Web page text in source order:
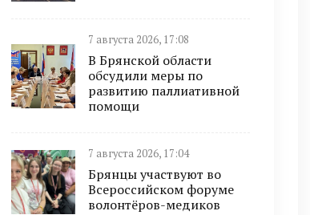
7 августа 2026, 17:08
В Брянской области
обсудили меры по
развитию паллиативной
помощи
7 августа 2026, 17:04
Брянцы участвуют во
Всероссийском форуме
волонтёров-медиков